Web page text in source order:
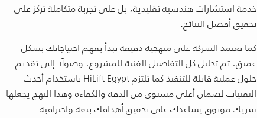
خدمة استشارات هندسيه تقليدية، بل على تجربة متكاملة تركز على
تحقيق أفضل النتائج.
كما تعتمد الشركة على منهجية دقيقة تبدأ بفهم احتياجاتك بشكل
عميق، ثم تحليل كل التفاصيل الفنية للمشروع، وصولًا إلى تقديم
حلول عملية قابلة للتنفيذ كما تلتزم HiLift Egypt باستخدام أحدث
التقنيات لضمان أعلى مستوى من الدقة والكفاءة وهذا النهج يجعلها
شريك موثوق يساعدك على تحقيق أهدافك بثقة واحترافية.